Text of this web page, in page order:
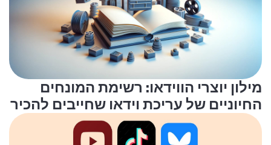
מילון יוצרי הווידאו: רשימת המונחים
החיוניים של עריכת וידאו שחייבים להכיר